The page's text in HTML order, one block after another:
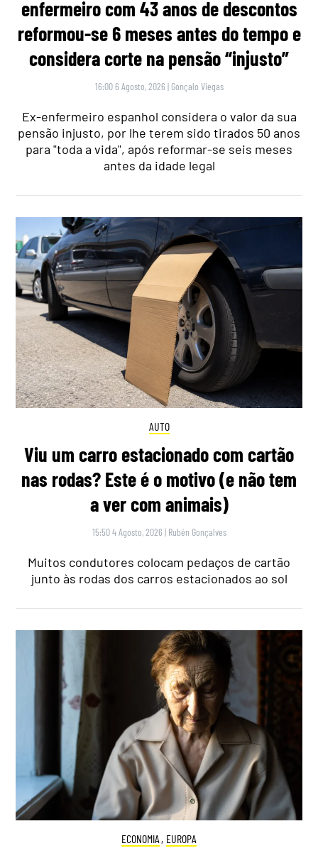
enfermeiro com 43 anos de descontos
reformou-se 6 meses antes do tempo e
considera corte na pensão “injusto”
16:00 6 Agosto, 2026 | Gonçalo Viegas
Ex-enfermeiro espanhol considera o valor da sua
pensão injusto, por lhe terem sido tirados 50 anos
para "toda a vida", após reformar-se seis meses
antes da idade legal
AUTO
Viu um carro estacionado com cartão
nas rodas? Este é o motivo (e não tem
a ver com animais)
15:50 4 Agosto, 2026 | Rubén Gonçalves
Muitos condutores colocam pedaços de cartão
junto às rodas dos carros estacionados ao sol
ECONOMIA , EUROPA